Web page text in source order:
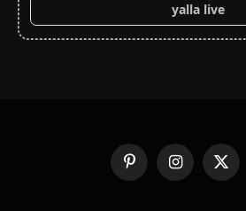
yalla live
X
(Twitter)
الانستغرامبينتيريست